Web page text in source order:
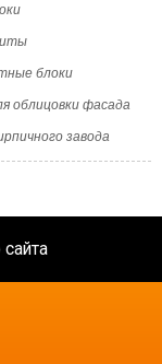
блоки
облицовки фасада
завода